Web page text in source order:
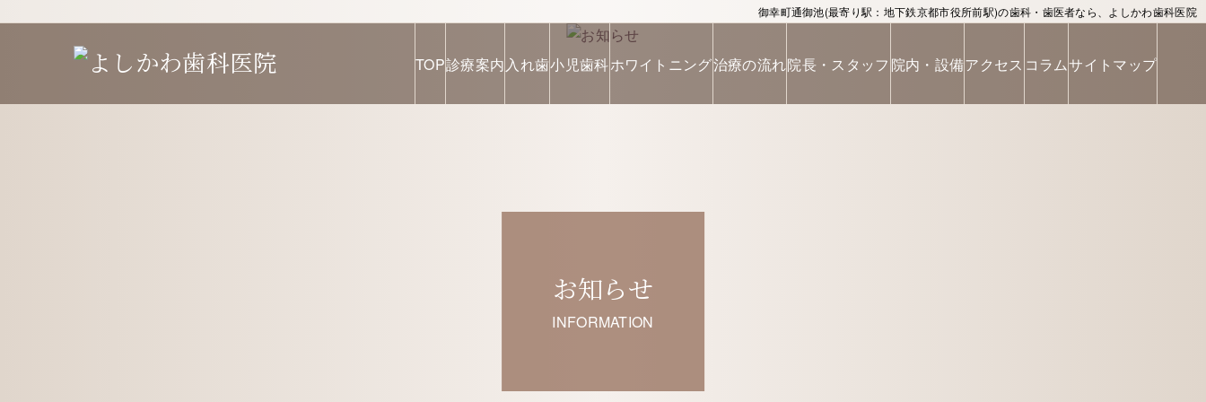
御幸町通御池(最寄り駅：地下鉄京都市役所前駅)の歯科・歯医者なら、よしかわ歯科医院
TOP診療案内 入れ歯小児歯科ホワイトニング治療の流れ院長・スタッフ 院内・設備アクセス コラムサイトマップ
お知らせ
INFORMATION